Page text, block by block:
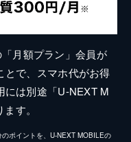
月額プラン」会員が
とで、スマホ代がお得
には別途「U-NEXT M
す。
ポイントを、U-NEXT MOBILEの